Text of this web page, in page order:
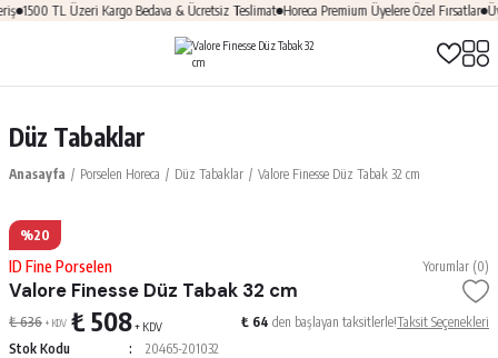
1500 TL Üzeri Kargo Bedava & Ücretsiz Teslimat Horeca Premium Üyelere Özel Fırsatlar
Düz Tabaklar
Anasayfa Porselen Horeca Düz Tabaklar Valore Finesse Düz Tabak 32 cm
%20
ID Fine Porselen Yorumlar (0)
Valore Finesse Düz Tabak 32 cm
₺ 636 + KDV ₺ 508+ KDV ₺ 64 den başlayan taksitlerle!Taksit Seçenekleri
Stok Kodu
20465-201032